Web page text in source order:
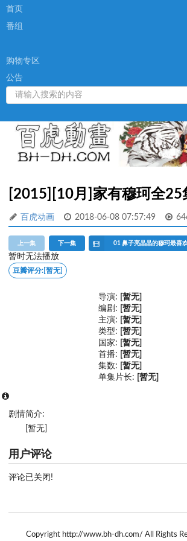
首页
番组
购物专区
公告
[2015][10月]家有穆珂全25
百虎动画 2018-06-08 07:57:49
上一集 下一集 01 鼻子亮晶晶的穆珂最喜
暂时无法播放
豆瓣评分:[暂无]
导演: [暂无]
编剧: [暂无]
主演: [暂无]
类型: [暂无]
国家: [暂无]
首播: [暂无]
集数: [暂无]
单集片长: [暂无]
剧情简介:
[暂无]
用户评论
评论已关闭!
Copyright http://www.bh-dh.com/ All Rights